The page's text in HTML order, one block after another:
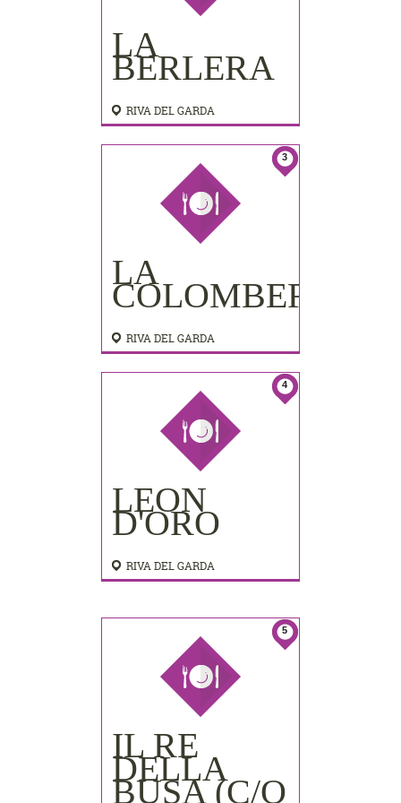
LA
BERLERA
RIVA DEL GARDA
3
LA
COLOMBERA
RIVA DEL GARDA
4
LEON
D'ORO
RIVA DEL GARDA
5
IL RE
DELLA
BUSA (C/O